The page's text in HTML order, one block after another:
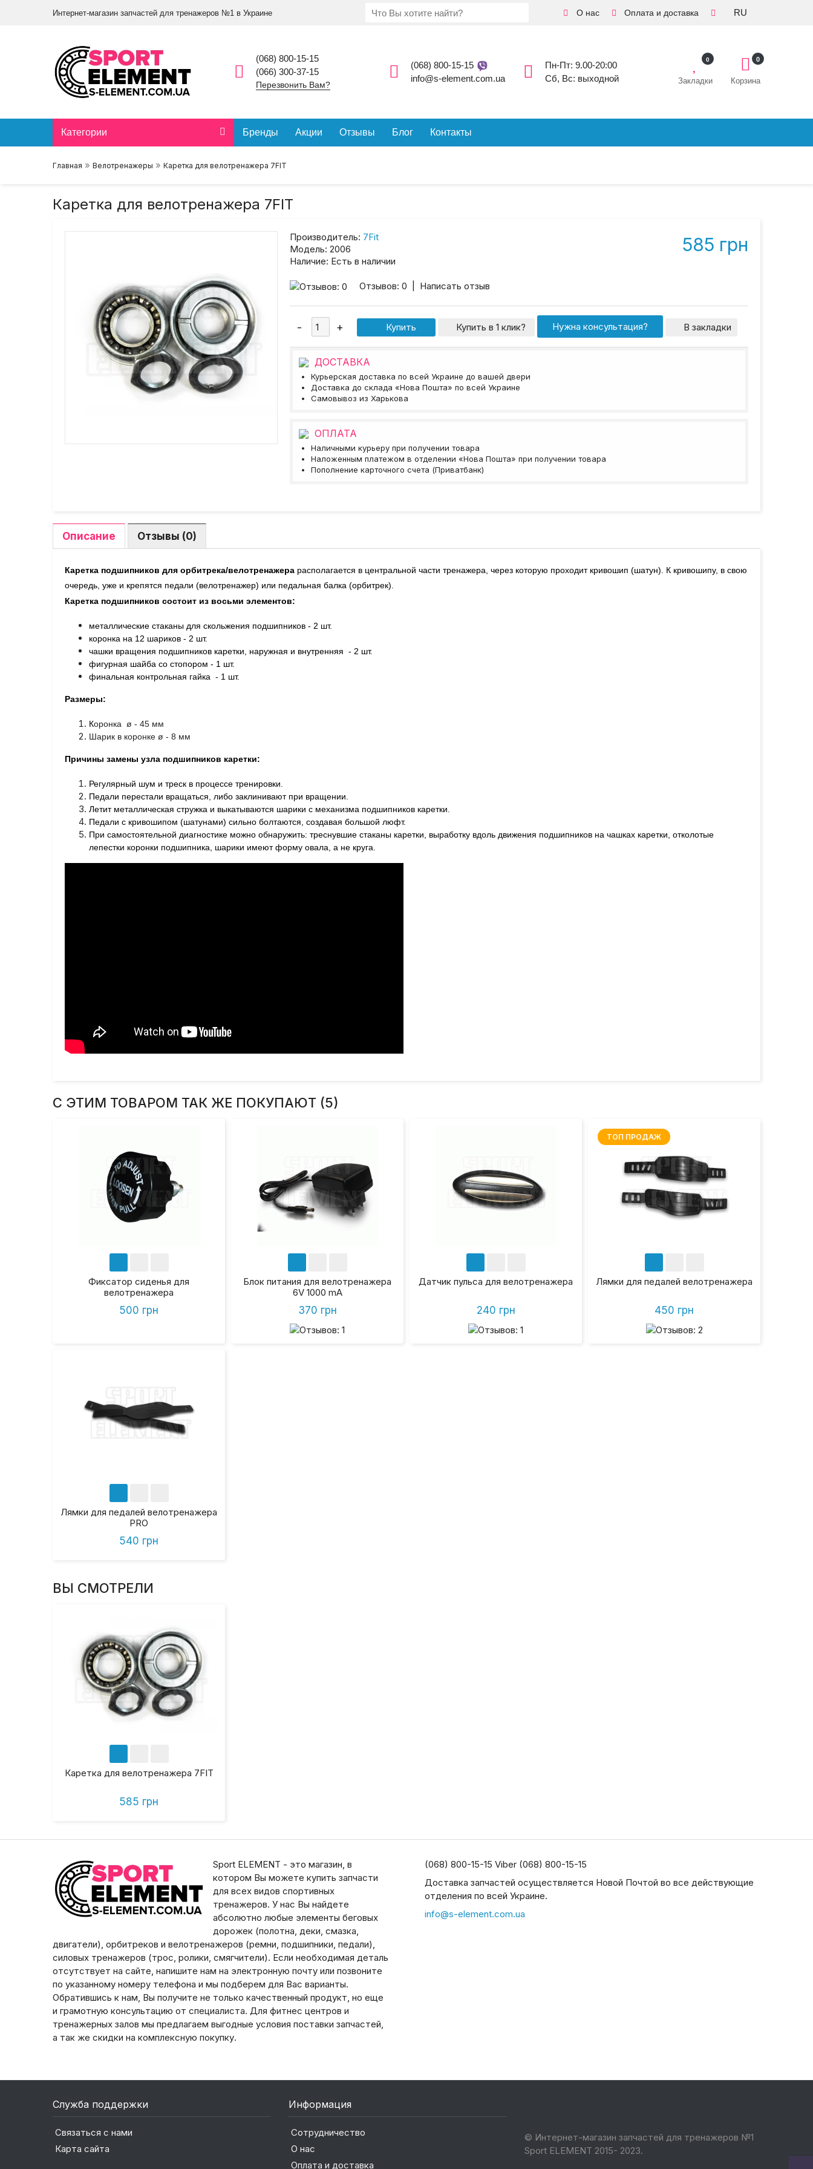
Интернет-магазин запчастей для тренажеров №1 в Украине О нас Оплата и доставка RU
(068) 800-15-15
(066) 300-37-15
Перезвонить Вам?
(068) 800-15-15
info@s-element.com.ua
Пн-Пт: 9.00-20:00
Сб, Вс: выходной
Закладки
0
Корзина
0
Категории Бренды Акции Отзывы Блог Контакты
Главная » Велотренажеры » Каретка для велотренажера 7FIT
Каретка для велотренажера 7FIT
585 грн
Производитель: 7Fit
Модель: 2006
Наличие: Есть в наличии
Отзывов: 0 Написать отзыв
Купить в 1 клик? Нужна консультация? В закладки
ДОСТАВКА
Курьерская доставка по всей Украине до вашей двери
Доставка до склада «Нова Пошта» по всей Украине
Самовывоз из Харькова
ОПЛАТА
Наличными курьеру при получении товара
Наложенным платежом в отделении «Нова Пошта» при получении товара
Пополнение карточного счета (Приватбанк)
Описание Отзывы (0)
Каретка подшипников для орбитрека/велотренажера располагается в центральной части тренажера, через которую проходит кривошип (шатун). К кривошипу, в свою
очередь, уже и крепятся педали (велотренажер) или педальная балка (орбитрек).
Каретка подшипников состоит из восьми элементов:
металлические стаканы для скольжения подшипников - 2 шт.
коронка на 12 шариков - 2 шт.
чашки вращения подшипников каретки, наружная и внутренняя - 2 шт.
фигурная шайба со стопором - 1 шт.
финальная контрольная гайка - 1 шт.
Размеры:
​Коронка ø - 45 мм
Шарик в коронке ø - 8 мм
Причины замены узла подшипников каретки:
Регулярный шум и треск в процессе тренировки.
Педали перестали вращаться, либо заклинивают при вращении.
Летит металлическая стружка и выкатываются шарики с механизма подшипников каретки.
Педали с кривошипом (шатунами) сильно болтаются, создавая большой люфт.
При самостоятельной диагностике можно обнаружить: треснувшие стаканы каретки, выработку вдоль движения подшипников на чашках каретки, отколотые
лепестки коронки подшипника, шарики имеют форму овала, а не круга.
С ЭТИМ ТОВАРОМ ТАК ЖЕ ПОКУПАЮТ (5)
Фиксатор сиденья для
велотренажера
500 грн
Блок питания для велотренажера
6V 1000 mA
370 грн
Датчик пульса для велотренажера
240 грн
ТОП ПРОДАЖ
Лямки для педалей велотренажера
450 грн
Лямки для педалей велотренажера
PRO
540 грн
ВЫ СМОТРЕЛИ
Каретка для велотренажера 7FIT
585 грн
Sport ELEMENT - это магазин, в
котором Вы можете купить запчасти
для всех видов спортивных
тренажеров. У нас Вы найдете
абсолютно любые элементы беговых
дорожек (полотна, деки, смазка,
двигатели), орбитреков и велотренажеров (ремни, подшипники, педали),
силовых тренажеров (трос, ролики, смягчители). Если необходимая деталь
отсутствует на сайте, напишите нам на электронную почту или позвоните
по указанному номеру телефона и мы подберем для Вас варианты.
Обратившись к нам, Вы получите не только качественный продукт, но еще
и грамотную консультацию от специалиста. Для фитнес центров и
тренажерных залов мы предлагаем выгодные условия поставки запчастей,
а так же скидки на комплексную покупку.
(068) 800-15-15 Viber (068) 800-15-15
Доставка запчастей осуществляется Новой Почтой во все действующие
отделения по всей Украине.
info@s-element.com.ua
Служба поддержки
Связаться с нами
Карта сайта
Информация
Сотрудничество
О нас
Оплата и доставка
© Интернет-магазин запчастей для тренажеров №1
Sport ELEMENT 2015- 2023.